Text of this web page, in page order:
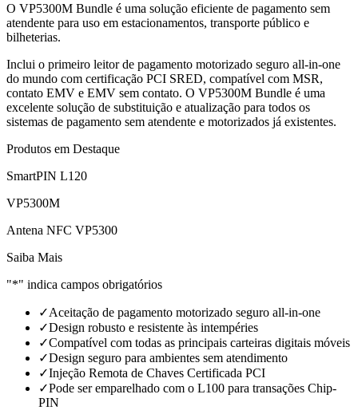
O VP5300M Bundle é uma solução eficiente de pagamento sem
atendente para uso em estacionamentos, transporte público e
bilheterias.
Inclui o primeiro leitor de pagamento motorizado seguro all-in-one
do mundo com certificação PCI SRED, compatível com MSR,
contato EMV e EMV sem contato. O VP5300M Bundle é uma
excelente solução de substituição e atualização para todos os
sistemas de pagamento sem atendente e motorizados já existentes.
Produtos em Destaque
SmartPIN L120
VP5300M
Antena NFC VP5300
Saiba Mais
"*" indica campos obrigatórios
✓Aceitação de pagamento motorizado seguro all-in-one
✓Design robusto e resistente às intempéries
✓Compatível com todas as principais carteiras digitais móveis
✓Design seguro para ambientes sem atendimento
✓Injeção Remota de Chaves Certificada PCI
✓Pode ser emparelhado com o L100 para transações Chip-
PIN